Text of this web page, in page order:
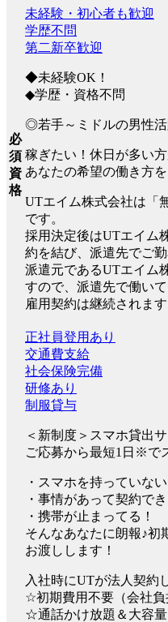
必
須
資
格
未経験・初心者も歓迎
学歴不問
第二新卒歓迎
◆未経験OK！
◆学歴・資格不問
◎若手～ミドルの男性活
稼ぎたい！休日が多い
あなたの希望の働き方
UTエイム株式会社は「
です。
採用決定後はUTエイム
約を結び、派遣先でご勤
派遣元であるUTエイム
すので、派遣先で働い
雇用契約は継続されます
正社員登用あり
交通費支給
社会保険完備
研修あり
制服貸与
＜新制度＞スマホ貸出
ご応募から最短1日※で
・スマホを持っていない
・事情があって契約でき
・携帯が止まってる！
そんなあなたに朗報♪初
お渡しします！
入社時にUTが法人契約
☆初期費用不要（会社負
☆通話かけ放題＆大容量